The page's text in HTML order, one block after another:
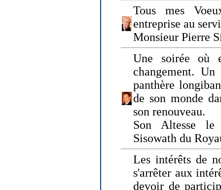
Tous mes
entreprise au
Monsieur Pierre
Une soirée où
changement.
panthère
de son monde
son renouveau.
Son Altesse le
Sisowath du
Les intérêts de
s'arrêter aux
devoir de